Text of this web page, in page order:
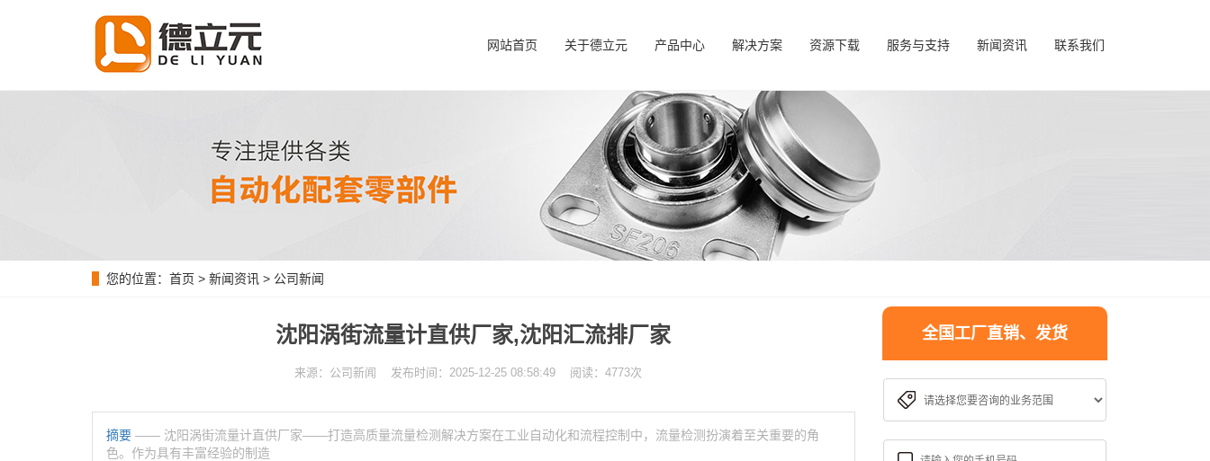
网站首页 关于德立元 产品中心 解决方案 资源下载 服务与支持 新闻资讯 联系我们
您的位置： 首页 > 新闻资讯 > 公司新闻
沈阳涡街流量计直供厂家,沈阳汇流排厂家
来源：公司新闻 发布时间：2025-12-25 08:58:49 阅读：4773次
摘要 —— 沈阳涡街流量计直供厂家——打造高质量流量检测解决方案在工业自动化和流程控制中，流量检测扮演着至关重要的角
色。作为具有丰富经验的制造
全国工厂直销、发货